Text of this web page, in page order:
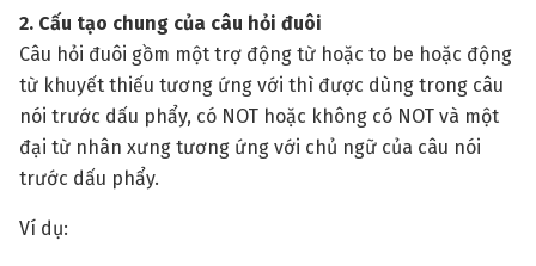
2. Cấu tạo chung của câu hỏi đuôi
Câu hỏi đuôi gồm một trợ động từ hoặc to be hoặc động
từ khuyết thiếu tương ứng với thì được dùng trong câu
nói trước dấu phẩy, có NOT hoặc không có NOT và một
đại từ nhân xưng tương ứng với chủ ngữ của câu nói
trước dấu phẩy.
Ví dụ: